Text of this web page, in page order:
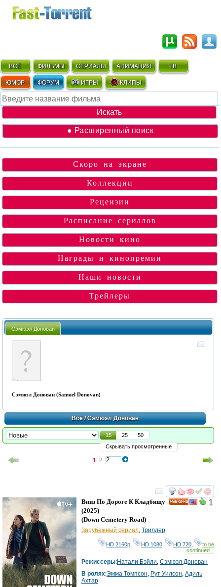
ВСЁ ФИЛЬМЫ СЕРИАЛЫ АНИМАЦИЯ ТВ
ЮМОР ФОРУМ ИГРЫ КЛИПЫ
● Расширенный поиск
Скоро на экране
Коллекции
Рецензии
Расписание сериалов
Новости кино
Награды и кинопремии
Наши новости
Трейлеры
Сэмюэл Донован
Сэмюэл Донован (Samuel Donovan)
Всё/ Сэмюэл Донован
15 25
50
Скрывать просмотренные
1 2
смотреть
1
Вниз По Дороге К Кладбищу
(2025)
(Down Cemetery Road)
Зарубежный сериал Триллер
HD 2160р HD 1080 HD 720
to be
continued...
Режиссеры:Натали Бэйли Сэмюэл Донован
В ролях:Эмма Томпсон Рут Уилсон Адиль
Ахтар